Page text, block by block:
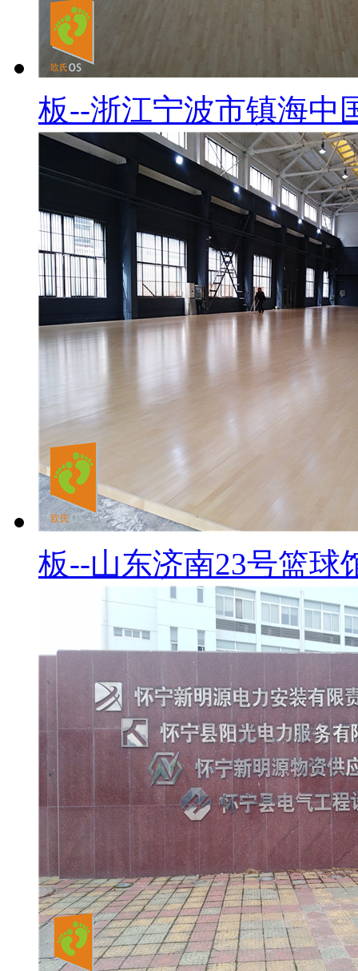
板--浙江宁波市镇海中
板--山东济南23号篮球